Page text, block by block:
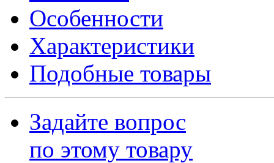
Особенности
Характеристики
Подобные товары
Задайте вопрос
по этому товару